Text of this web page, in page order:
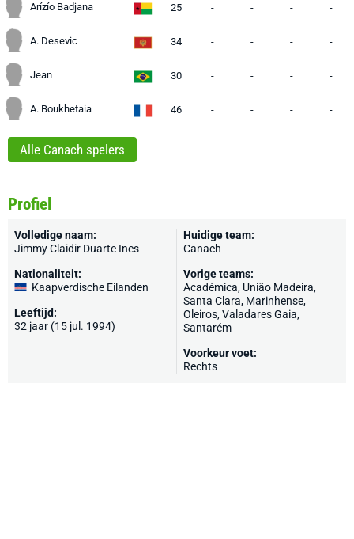
Arízío Badjana 25 - - - -
A. Desevic 34 - - - -
Jean 30 - - - -
A. Boukhetaia 46 - - - -
Alle Canach spelers
Profiel
Volledige naam:
Jimmy Claidir Duarte Ines
Nationaliteit:
Kaapverdische Eilanden
Leeftijd:
32 jaar (15 jul. 1994)
Huidige team:
Canach
Vorige teams:
Académica, União Madeira,
Santa Clara, Marinhense,
Oleiros, Valadares Gaia,
Santarém
Voorkeur voet:
Rechts